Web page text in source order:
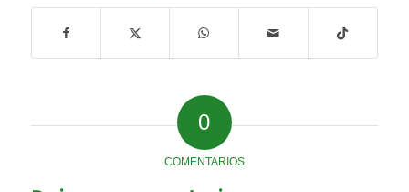
0
COMENTARIOS